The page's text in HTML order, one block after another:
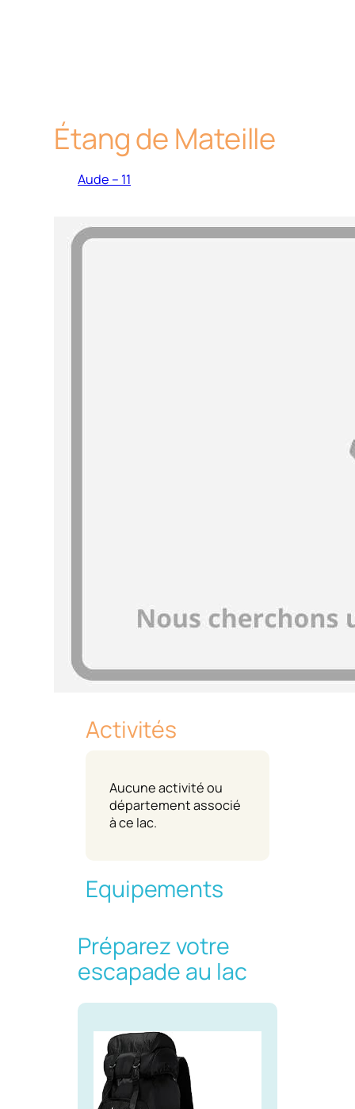
Étang de Mateille
Aude – 11
Activités
Aucune activité ou
département associé
à ce lac.
Equipements
Préparez votre
escapade au lac